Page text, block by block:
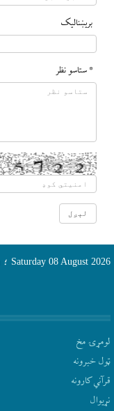
بريښناليک
* ستاسو نظر
Saturday 08 August 2026 ؛
لومړۍ مخ
ټول خبرونه
قرآني کارونه
نړيوال